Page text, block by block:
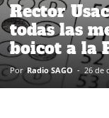
Rector
todas las
boicot a la
Por Radio SAGO - 26 de